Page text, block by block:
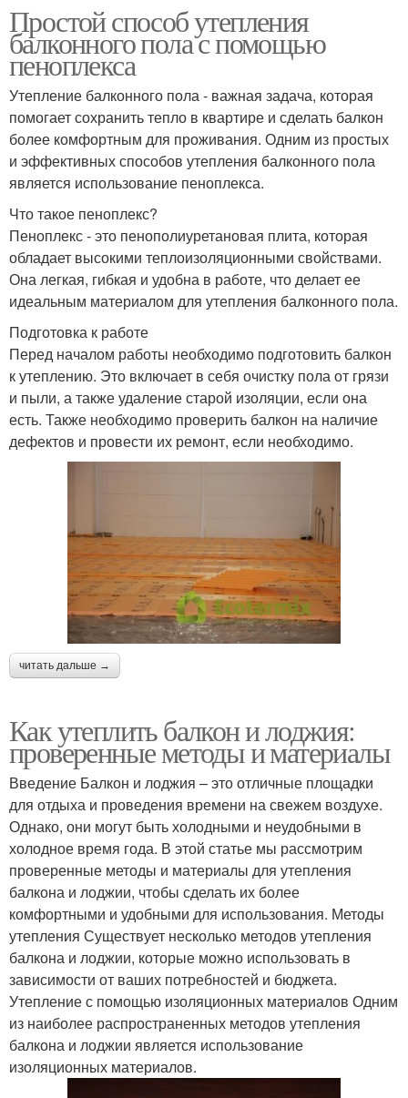
Простой способ утепления
балконного пола с помощью
пеноплекса
Утепление балконного пола - важная задача, которая
помогает сохранить тепло в квартире и сделать балкон
более комфортным для проживания. Одним из простых
и эффективных способов утепления балконного пола
является использование пеноплекса.
Что такое пеноплекс?
Пеноплекс - это пенополиуретановая плита, которая
обладает высокими теплоизоляционными свойствами.
Она легкая, гибкая и удобна в работе, что делает ее
идеальным материалом для утепления балконного пола.
Подготовка к работе
Перед началом работы необходимо подготовить балкон
к утеплению. Это включает в себя очистку пола от грязи
и пыли, а также удаление старой изоляции, если она
есть. Также необходимо проверить балкон на наличие
дефектов и провести их ремонт, если необходимо.
читать дальше →
Как утеплить балкон и лоджия:
проверенные методы и материалы
Введение Балкон и лоджия – это отличные площадки
для отдыха и проведения времени на свежем воздухе.
Однако, они могут быть холодными и неудобными в
холодное время года. В этой статье мы рассмотрим
проверенные методы и материалы для утепления
балкона и лоджии, чтобы сделать их более
комфортными и удобными для использования. Методы
утепления Существует несколько методов утепления
балкона и лоджии, которые можно использовать в
зависимости от ваших потребностей и бюджета.
Утепление с помощью изоляционных материалов Одним
из наиболее распространенных методов утепления
балкона и лоджии является использование
изоляционных материалов.